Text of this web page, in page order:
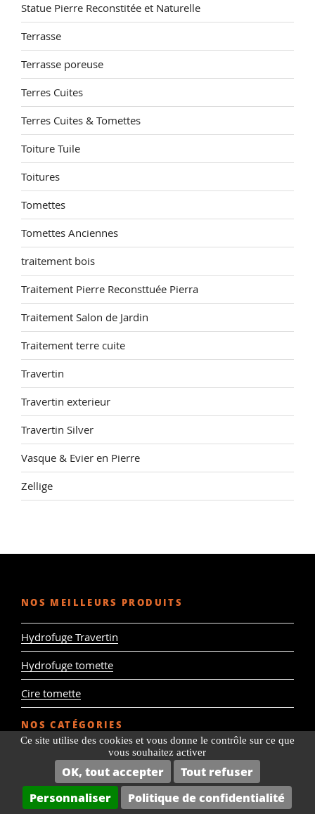
Ce site utilise des cookies et vous donne le contrôle sur ce que
vous souhaitez activer
OK, tout accepter
Tout refuser
Personnaliser
Politique de confidentialité
Statue Pierre Reconstitée et Naturelle
Terrasse
Terrasse poreuse
Terres Cuites
Terres Cuites & Tomettes
Toiture Tuile
Toitures
Tomettes
Tomettes Anciennes
traitement bois
Traitement Pierre Reconsttuée Pierra
Traitement Salon de Jardin
Traitement terre cuite
Travertin
Travertin exterieur
Travertin Silver
Vasque & Evier en Pierre
Zellige
NOS MEILLEURS PRODUITS
Hydrofuge Travertin
Hydrofuge tomette
Cire tomette
NOS CATÉGORIES
Hydrofuge Terrasse
Hydrofuge Pierre